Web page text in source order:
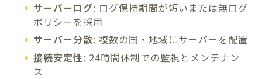
サーバーログ: ログ保持期間が短いまたは無ログ
ポリシーを採用
サーバー分散: 複数の国・地域にサーバーを配置
接続安定性: 24時間体制での監視とメンテナン
ス